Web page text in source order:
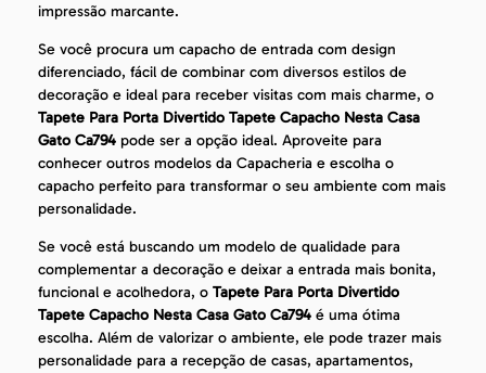
impressão marcante.
Se você procura um capacho de entrada com design
diferenciado, fácil de combinar com diversos estilos de
decoração e ideal para receber visitas com mais charme, o
Tapete Para Porta Divertido Tapete Capacho Nesta Casa
Gato Ca794 pode ser a opção ideal. Aproveite para
conhecer outros modelos da Capacheria e escolha o
capacho perfeito para transformar o seu ambiente com mais
personalidade.
Se você está buscando um modelo de qualidade para
complementar a decoração e deixar a entrada mais bonita,
funcional e acolhedora, o Tapete Para Porta Divertido
Tapete Capacho Nesta Casa Gato Ca794 é uma ótima
escolha. Além de valorizar o ambiente, ele pode trazer mais
personalidade para a recepção de casas, apartamentos,